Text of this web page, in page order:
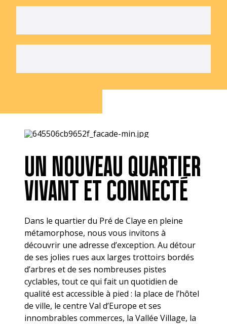
UN NOUVEAU QUARTIER
VIVANT ET CONNECTÉ
Dans le quartier du Pré de Claye en pleine
métamorphose, nous vous invitons à
découvrir une adresse d’exception. Au détour
de ses jolies rues aux larges trottoirs bordés
d’arbres et de ses nombreuses pistes
cyclables, tout ce qui fait un quotidien de
qualité est accessible à pied : la place de l’hôtel
de ville, le centre Val d’Europe et ses
innombrables commerces, la Vallée Village, la